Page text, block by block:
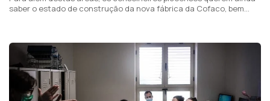
saber o estado de construção da nova fábrica da Cofaco, bem